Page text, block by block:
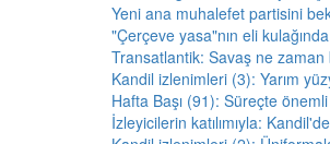
Yeni ana muhalefet partisini
"Çerçeve yasa"nın eli kulağında
Transatlantik: Savaş ne
Kandil izlenimleri (3): Yarım
Hafta Başı (91): Süreçte
İzleyicilerin katılımıyla: